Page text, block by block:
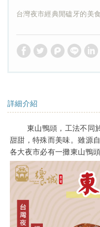
台灣夜市經典閒磕牙的美食
詳細介紹
東山鴨頭，工法不同於
甜甜，特殊而美味。雖源
各大夜市必有一攤東山鴨